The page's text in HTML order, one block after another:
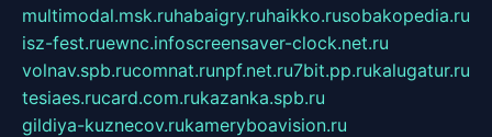
multimodal.msk.ruhabaigry.ruhaikko.rusobakopedia.ru
isz-fest.ruewnc.infoscreensaver-clock.net.ru
volnav.spb.rucomnat.runpf.net.ru7bit.pp.rukalugatur.ru
tesiaes.rucard.com.rukazanka.spb.ru
gildiya-kuznecov.rukameryboavision.ru